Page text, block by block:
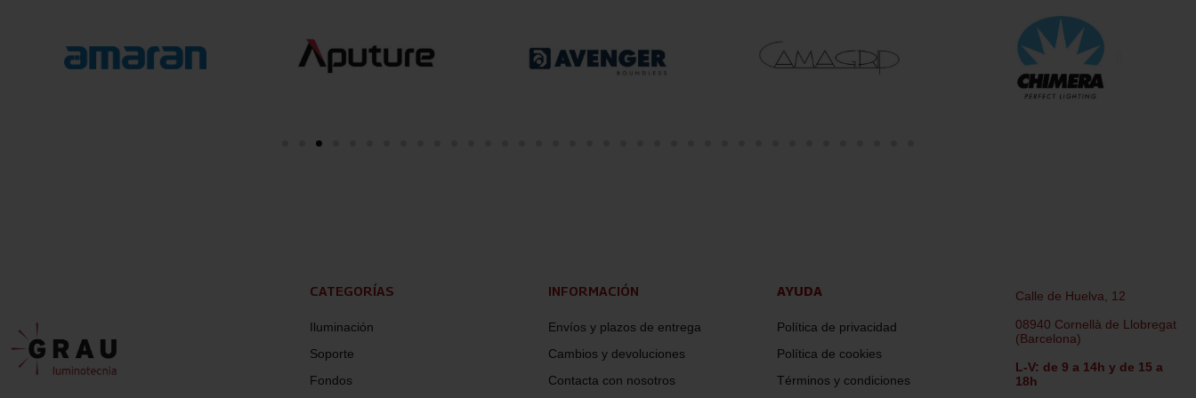
CATEGORÍAS
Iluminación
Soporte
Fondos
INFORMACIÓN
Envíos y plazos de entrega
Cambios y devoluciones
Contacta con nosotros
AYUDA
Política de privacidad
Política de cookies
Términos y condiciones
Calle de Huelva, 12
08940 Cornellà de Llobregat
(Barcelona)
L-V: de 9 a 14h y de 15 a
18h